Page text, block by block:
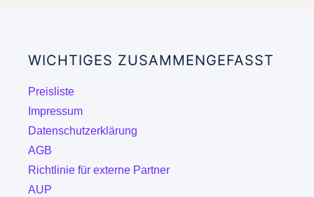
können
Produktseite
werden
WICHTIGES ZUSAMMENGEFASST
Preisliste
Impressum
Datenschutzerklärung
AGB
Richtlinie für externe Partner
AUP